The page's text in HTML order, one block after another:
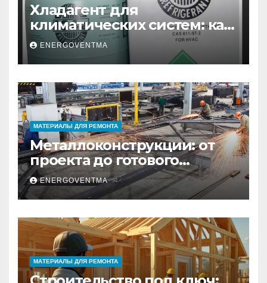
Хладагент для
климатических систем: как
выбрать и купить фреон в
Санкт-Петербурге
ENERGOVENTMA
МАТЕРИАЛЫ ДЛЯ РЕМОНТА
Металлоконструкции: от
проекта до готового
изделия – полный
практический гид
ENERGOVENTMA
МАТЕРИАЛЫ ДЛЯ РЕМОНТА